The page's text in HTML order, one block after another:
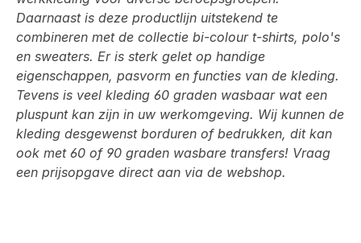
Daarnaast is deze productlijn uitstekend te
combineren met de collectie bi-colour t-shirts, polo's
en sweaters. Er is sterk gelet op handige
eigenschappen, pasvorm en functies van de kleding.
Tevens is veel kleding 60 graden wasbaar wat een
pluspunt kan zijn in uw werkomgeving. Wij kunnen de
kleding desgewenst borduren of bedrukken, dit kan
ook met 60 of 90 graden wasbare transfers! Vraag
een prijsopgave direct aan via de webshop.